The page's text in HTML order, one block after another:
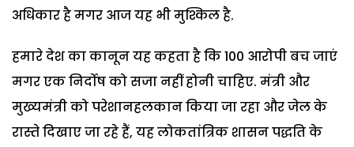
अधिकार है मगर आज यह भी मुश्किल है.
हमारे देश का कानून यह कहता है कि 100 आरोपी बच जाएं
मगर एक निर्दोष को सजा नहीं होनी चाहिए. मंत्री और
मुख्यमंत्री को परेशानहलकान किया जा रहा और जेल के
रास्ते दिखाए जा रहे हैं, यह लोकतांत्रिक शासन पद्धति के